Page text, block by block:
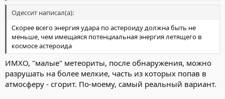
Одессит написал(а):
Скорее всего энергия удара по астероиду должна быть не
меньше, чем имещаяся потенциальная энергия летящего в
космосе астероида
ИМХО, "малые" метеориты, после обнаружения, можно
разрушать на более мелкие, часть из которых попав в
атмосферу - сгорит. По-моему, самый реальный вариант.